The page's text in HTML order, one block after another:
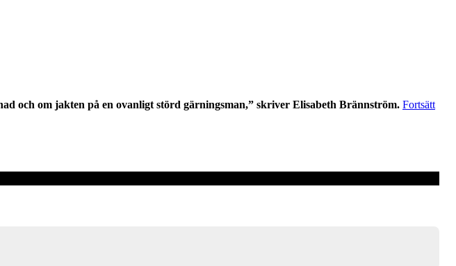
och om jakten på en ovanligt störd gärningsman,” skriver Elisabeth Brännström. Fortsätt